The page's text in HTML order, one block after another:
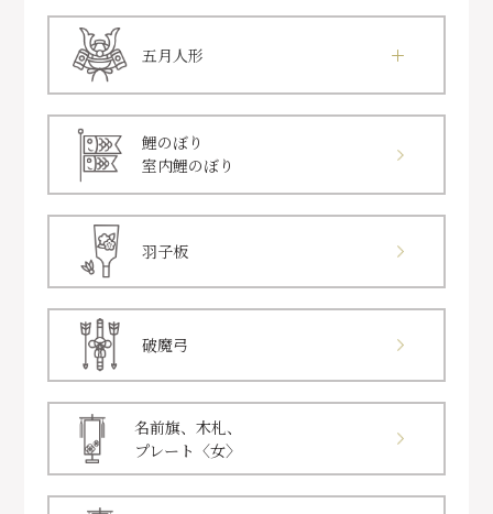
五月人形
鯉のぼり
室内鯉のぼり
羽子板
破魔弓
名前旗、木札、
プレート〈女〉